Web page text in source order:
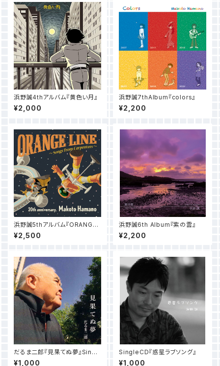
浜野誠4thアルバム『黄色い月』
¥2,000
浜野誠7thAlbum『colors』
¥2,200
浜野誠5thアルバム『ORANGE
LINE』（カバーLIVEアルバム）
¥2,500
浜野誠6th Album『紫の雲』
¥2,200
だるま二郎『見果てぬ夢』Singl
eCD
¥1,000
SingleCD『惑星ラブソング』
¥1,000